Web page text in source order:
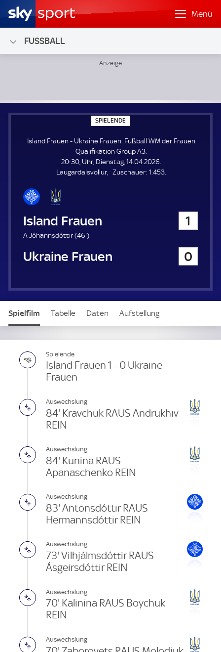
Menü
FUSSBALL
SPIELENDE
P
E
E
N
D
E
Island Frauen - Ukraine Frauen. Fußball WM der Frauen
Qualifikation Group A3.
20:30, Uhr, Dienstag, 14.04.2026.
Laugardalsvollur
Zuschauer: Z1.453.
Island Frauen 1
A Jóhannsdóttir (46'4
.
e
)
Ukraine Frauen 0
Spielfilm Tabelle Daten Aufstellung
Spielende
Island Frauen 1 - 0 Ukraine
Frauen
Auswechslung
84' Kravchuk RAUS Andrukhiv
REIN
Auswechslung
84' Kunina RAUS
Apanaschenko REIN
Auswechslung
83' Antonsdóttir RAUS
Hermannsdóttir REIN
Auswechslung
73' Vilhjálmsdóttir RAUS
Ásgeirsdóttir REIN
Auswechslung
70' Kalinina RAUS Boychuk
REIN
Auswechslung